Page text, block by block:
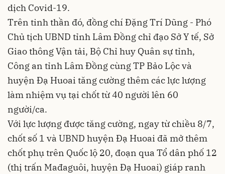
dịch Covid-19.
Trên tinh thần đó, đồng chí Đặng Trí Dũng - Phó
Chủ tịch UBND tỉnh Lâm Đồng chỉ đạo Sở Y tế, Sở
Giao thông Vận tải, Bộ Chỉ huy Quân sự tỉnh,
Công an tỉnh Lâm Đồng cùng TP Bảo Lộc và
huyện Đạ Huoai tăng cường thêm các lực lượng
làm nhiệm vụ tại chốt từ 40 người lên 60
người/ca.
Với lực lượng được tăng cường, ngay từ chiều 8/7,
chốt số 1 và UBND huyện Đạ Huoai đã mở thêm
chốt phụ trên Quốc lộ 20, đoạn qua Tổ dân phố 12
(thị trấn Mađaguôi, huyện Đạ Huoai) giáp ranh